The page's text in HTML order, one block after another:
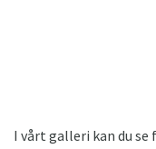
I vårt galleri kan du